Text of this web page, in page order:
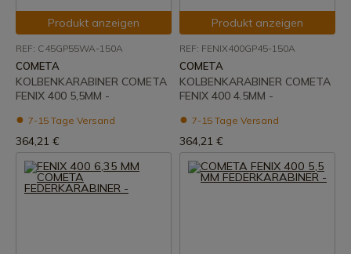
Produkt anzeigen
REF: C45GP55WA-150A
COMETA
KOLBENKARABINER COMETA
FENIX 400 5,5MM -
7-15 Tage Versand
364,21 €
Produkt anzeigen
REF: FENIX400GP45-150A
COMETA
KOLBENKARABINER COMETA
FENIX 400 4.5MM -
7-15 Tage Versand
364,21 €